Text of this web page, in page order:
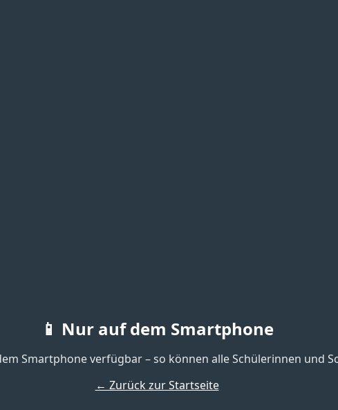
📱 Nur auf dem Smartphone
Smartphone verfügbar – so können alle Schülerinnen und
← Zurück zur Startseite